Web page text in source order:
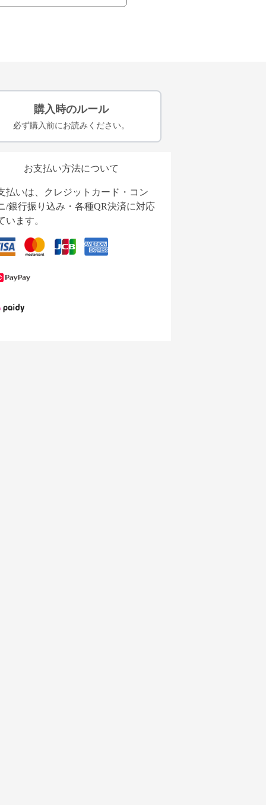
購入時のルール
必ず購入前にお読みください。
お支払い方法について
払いは、クレジットカード・コン
/銀行振り込み・各種QR決済に対応
います。